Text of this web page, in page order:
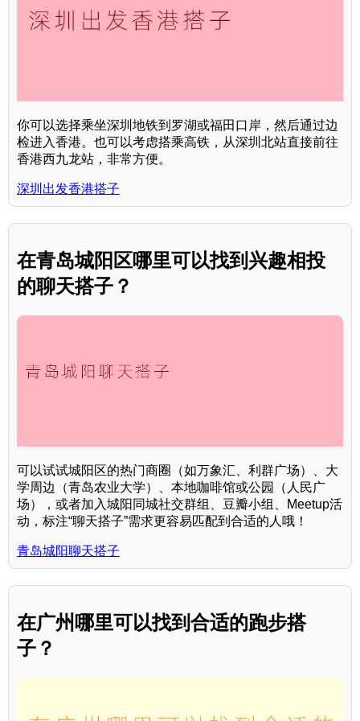
你可以选择乘坐深圳地铁到罗湖或福田口岸，然后通过边
检进入香港。也可以考虑搭乘高铁，从深圳北站直接前往
香港西九龙站，非常方便。
深圳出发香港搭子
在青岛城阳区哪里可以找到兴趣相投
的聊天搭子？
可以试试城阳区的热门商圈（如万象汇、利群广场）、大
学周边（青岛农业大学）、本地咖啡馆或公园（人民广
场），或者加入城阳同城社交群组、豆瓣小组、Meetup活
动，标注“聊天搭子”需求更容易匹配到合适的人哦！
青岛城阳聊天搭子
在广州哪里可以找到合适的跑步搭
子？